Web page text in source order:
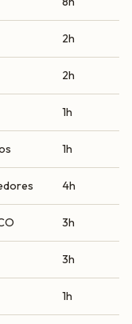
2h
2h
1h
1h
4h
3h
3h
1h